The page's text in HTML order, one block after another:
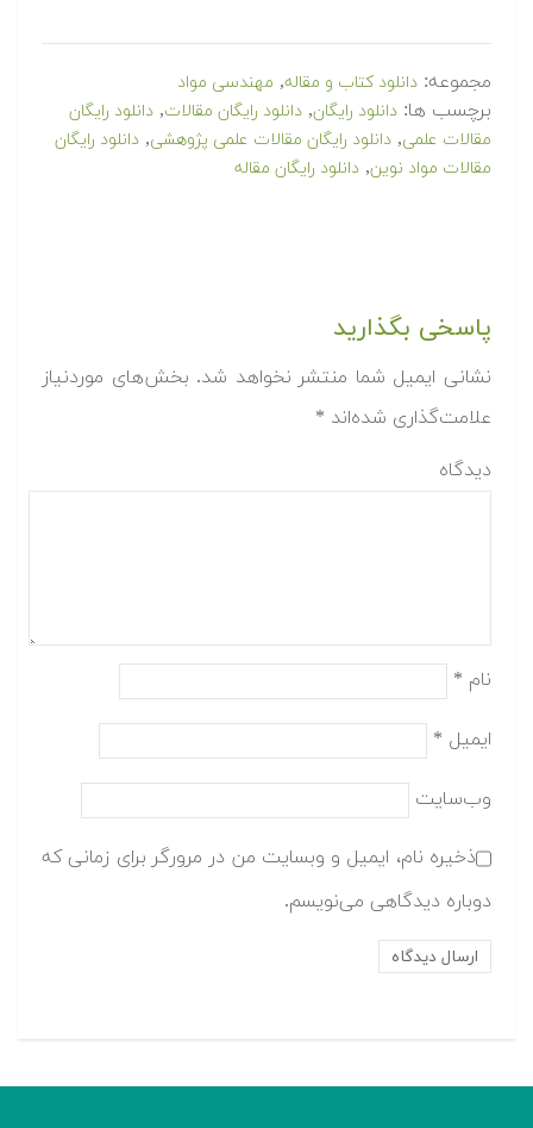
مجموعه: دانلود کتاب و مقاله, مهندسی مواد
برچسب ها: دانلود رایگان, دانلود رایگان مقالات, دانلود رایگان
مقالات علمی, دانلود رایگان مقالات علمی پژوهشی, دانلود رایگان
مقالات مواد نوین, دانلود رایگان مقاله
پاسخی بگذارید
نشانی ایمیل شما منتشر نخواهد شد. بخش‌های موردنیاز
علامت‌گذاری شده‌اند *
دیدگاه
نام *
ایمیل *
وب‌سایت
ذخیره نام، ایمیل و وبسایت من در مرورگر برای زمانی که
دوباره دیدگاهی می‌نویسم.